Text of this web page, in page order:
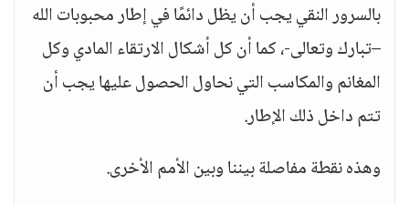
بالسرور النقي يجب أن يظل دائمًا في إطار محبوبات الله
–تبارك وتعالى-، كما أن كل أشكال الارتقاء المادي وكل
المغانم والمكاسب التي نحاول الحصول عليها يجب أن
تتم داخل ذلك الإطار.
وهذه نقطة مفاصلة بيننا وبين الأمم الأخرى.